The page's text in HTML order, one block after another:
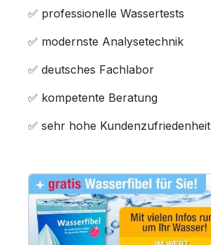
✅ professionelle Wassertests
✅ modernste Analysetechnik
✅ deutsches Fachlabor
✅ kompetente Beratung
✅ sehr hohe Kundenzufriedenheit